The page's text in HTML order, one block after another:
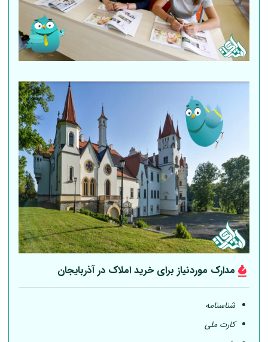
مدارک موردنیاز برای خرید املاک در آذربایجان
شناسنامه
کارت ملی